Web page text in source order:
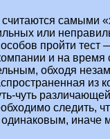
самыми
или
пройти тест
и на время
обходя
из
чуть
следить,
иначе